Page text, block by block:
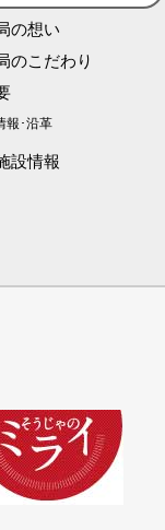
の想い
のこだわり
報･沿革
設情報